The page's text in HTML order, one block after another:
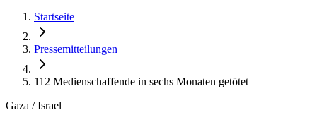
Startseite
Pressemitteilungen
112 Medienschaffende in sechs Monaten getötet
Gaza / Israel